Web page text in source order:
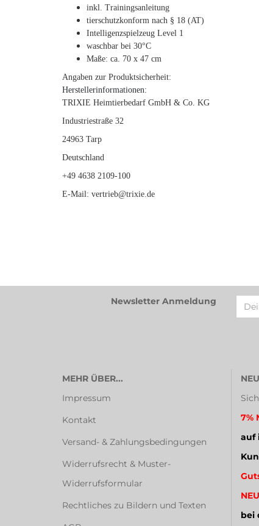
inkl. Trainingsanleitung
tierschutzkonform nach § 18 (AT)
Intelligenzspielzeug Level 1
waschbar bei 30°C
Maße: ca. 70 x 47 cm
Angaben zur Produktsicherheit:
Herstellerinformationen:
TRIXIE Heimtierbedarf GmbH & Co. KG
Industriestraße 32
24963 Tarp
Deutschland
+49 4638 2109-100
E-Mail: vertrieb@trixie.de
Newsletter Anmeldung
MEHR ÜBER...
Impressum
Kontakt
Versand- & Zahlungsbedingungen
Widerrufsrecht & Muster-
Widerrufsformular
Rechtliches zu Bildern und Texten
7%
auf
bei